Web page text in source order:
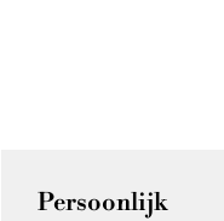
Persoonlijk